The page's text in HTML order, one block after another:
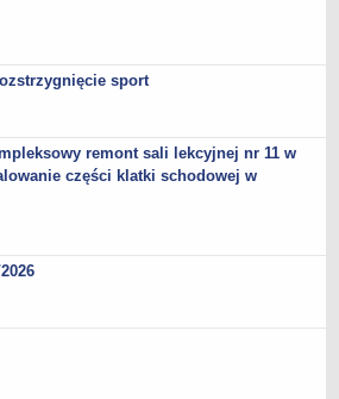
PUBLICZNEJ
sport
remont sali lekcyjnej nr 11 w
części klatki schodowej w